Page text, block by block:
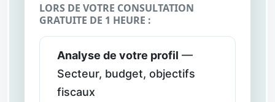
LORS DE VOTRE CONSULTATION
GRATUITE DE 1 HEURE :
Analyse de votre profil —
Secteur, budget, objectifs
fiscaux